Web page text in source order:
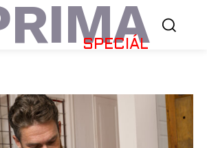
SPECIÁL